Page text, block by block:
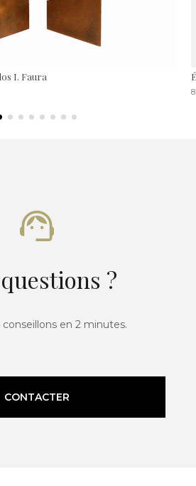
I. Faura
?
conseillons en 2 minutes.
CONTACTER